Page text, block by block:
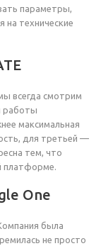
параметры,
на технические
всегда смотрим
работы
максимальная
для третьей —
тем, что
платформе.
One
была
не просто